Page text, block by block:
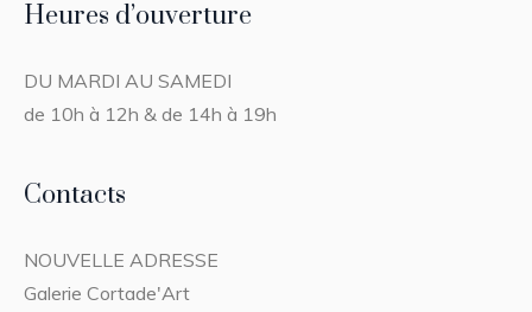
Heures d’ouverture
DU MARDI AU SAMEDI
de 10h à 12h & de 14h à 19h
Contacts
NOUVELLE ADRESSE
Galerie Cortade'Art